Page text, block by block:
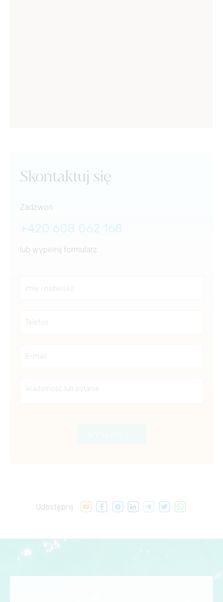
Udostępnij
Skontaktuj się
Zadzwoń
+420 608 062 168
lub wypełnij formularz